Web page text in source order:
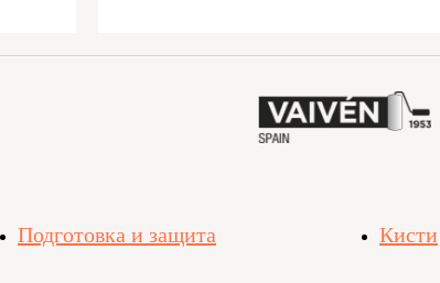
Подготовка и защита Кисти